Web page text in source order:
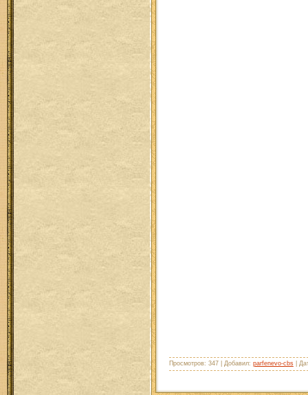
Просмотров: 347 | Добавил: parfenevo-cbs|